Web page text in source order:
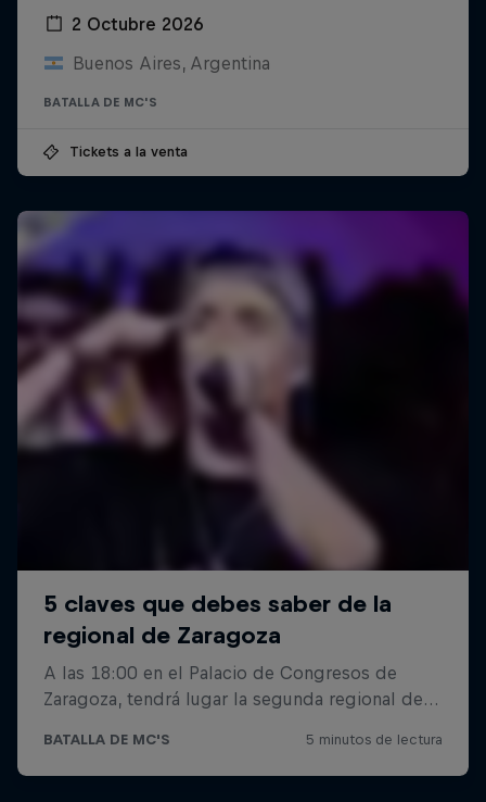
2 Octubre 2026
Buenos Aires, Argentina
BATALLA DE MC'S
Tickets a la venta